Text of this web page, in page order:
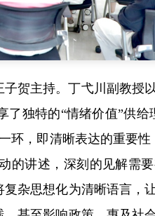
贺主持。丁弋川副教授
独特的“情绪价值”供给
环，即清晰表达的重要
的讲述，深刻的见解需
杂思想化为清晰语言，